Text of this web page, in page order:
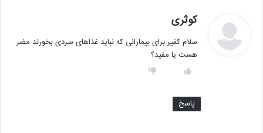
کوثری
ت
سلام کفیر برای بیمارانی که نباید غذاهای سردی بخورند مضر
هست یا مفید؟
پاسخ